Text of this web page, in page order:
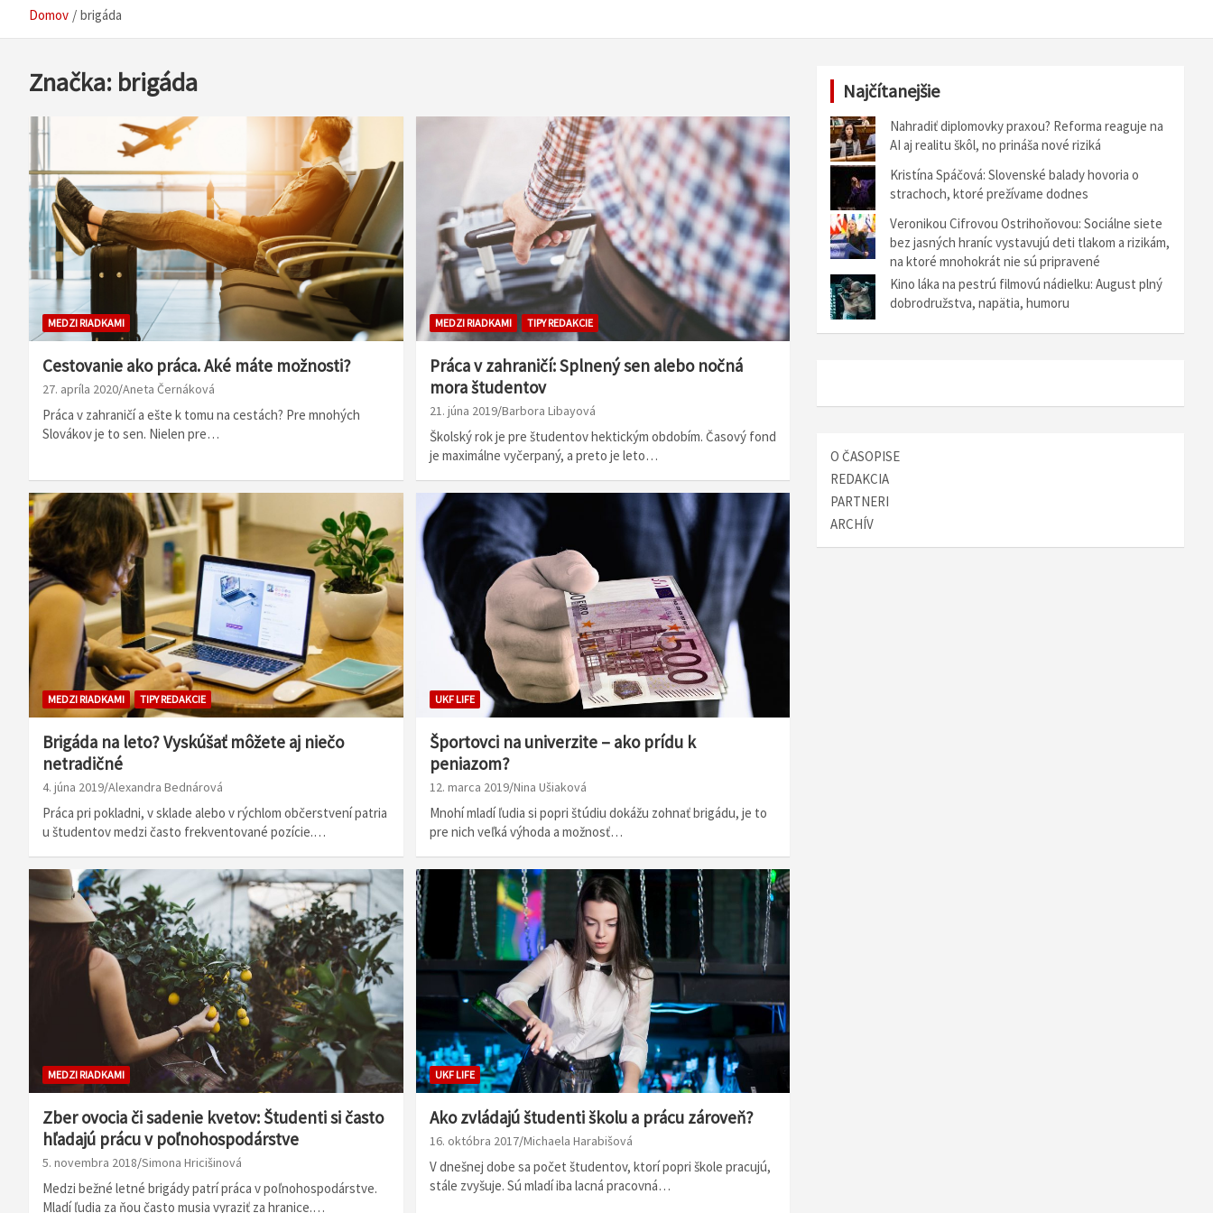
Domov brigáda
Značka: brigáda
MEDZI RIADKAMI
Cestovanie ako práca. Aké máte možnosti?
27. apríla 2020 Aneta Černáková
Práca v zahraničí a ešte k tomu na cestách? Pre mnohých
Slovákov je to sen. Nielen pre…
MEDZI RIADKAMI TIPY REDAKCIE
Práca v zahraničí: Splnený sen alebo nočná
mora študentov
21. júna 2019 Barbora Libayová
Školský rok je pre študentov hektickým obdobím. Časový fond
je maximálne vyčerpaný, a preto je leto…
MEDZI RIADKAMI TIPY REDAKCIE
Brigáda na leto? Vyskúšať môžete aj niečo
netradičné
4. júna 2019 Alexandra Bednárová
Práca pri pokladni, v sklade alebo v rýchlom občerstvení patria
u študentov medzi často frekventované pozície.…
UKF LIFE
Športovci na univerzite – ako prídu k
peniazom?
12. marca 2019 Nina Ušiaková
Mnohí mladí ľudia si popri štúdiu dokážu zohnať brigádu, je to
pre nich veľká výhoda a možnosť…
MEDZI RIADKAMI
Zber ovocia či sadenie kvetov: Študenti si často
hľadajú prácu v poľnohospodárstve
5. novembra 2018 Simona Hricišinová
Medzi bežné letné brigády patrí práca v poľnohospodárstve.
Mladí ľudia za ňou často musia vyraziť za hranice.…
UKF LIFE
Ako zvládajú študenti školu a prácu zároveň?
16. októbra 2017 Michaela Harabišová
V dnešnej dobe sa počet študentov, ktorí popri škole pracujú,
stále zvyšuje. Sú mladí iba lacná pracovná…
Najčítanejšie
Nahradiť diplomovky praxou? Reforma reaguje na
AI aj realitu škôl, no prináša nové riziká
Kristína Spáčová: Slovenské balady hovoria o
strachoch, ktoré prežívame dodnes
Veronikou Cifrovou Ostrihoňovou: Sociálne siete
bez jasných hraníc vystavujú deti tlakom a rizikám,
na ktoré mnohokrát nie sú pripravené
Kino láka na pestrú filmovú nádielku: August plný
dobrodružstva, napätia, humoru
O ČASOPISE
REDAKCIA
PARTNERI
ARCHÍV